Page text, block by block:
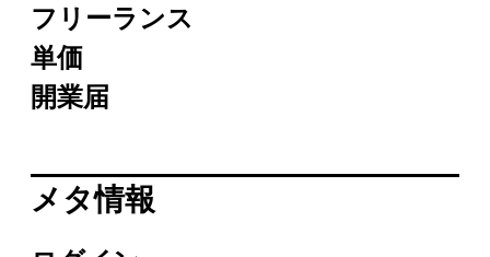
フリーランス
単価
開業届
メタ情報